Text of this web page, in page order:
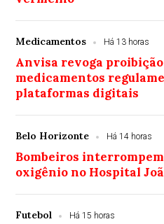
Medicamentos Há 13 horas
Anvisa revoga
medicamentos
plataformas digitais
Belo Horizonte Há 14 horas
Bombeiros
oxigênio no Hospital
Futebol Há 15 horas